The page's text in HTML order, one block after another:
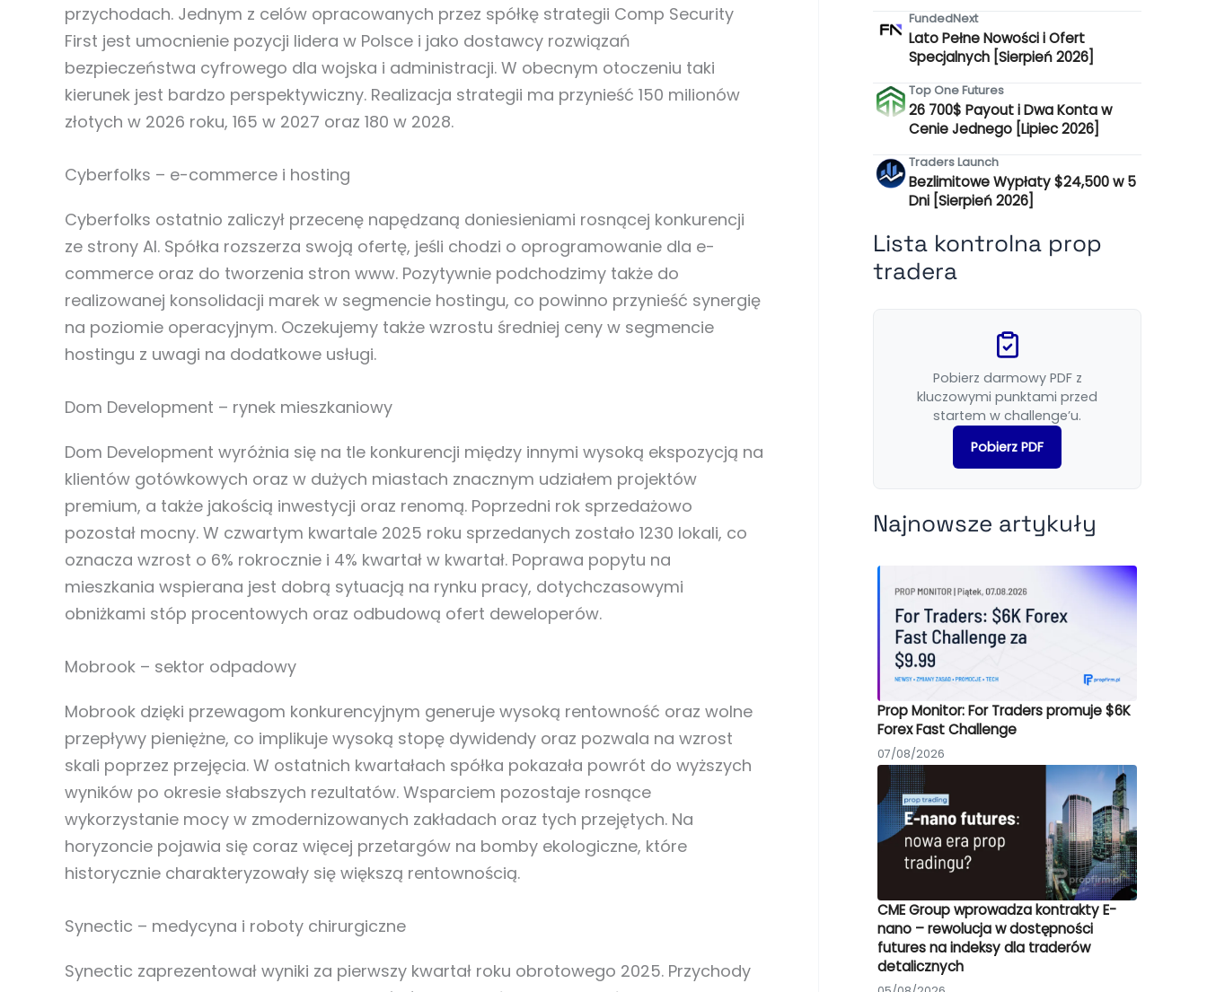
przychodach. Jednym z celów opracowanych przez spółkę strategii Comp Security
First jest umocnienie pozycji lidera w Polsce i jako dostawcy rozwiązań
bezpieczeństwa cyfrowego dla wojska i administracji. W obecnym otoczeniu taki
kierunek jest bardzo perspektywiczny. Realizacja strategii ma przynieść 150 milionów
złotych w 2026 roku, 165 w 2027 oraz 180 w 2028.
Cyberfolks – e-commerce i hosting
Cyberfolks ostatnio zaliczył przecenę napędzaną doniesieniami rosnącej konkurencji
ze strony AI. Spółka rozszerza swoją ofertę, jeśli chodzi o oprogramowanie dla e-
commerce oraz do tworzenia stron www. Pozytywnie podchodzimy także do
realizowanej konsolidacji marek w segmencie hostingu, co powinno przynieść synergię
na poziomie operacyjnym. Oczekujemy także wzrostu średniej ceny w segmencie
hostingu z uwagi na dodatkowe usługi.
Dom Development – rynek mieszkaniowy
Dom Development wyróżnia się na tle konkurencji między innymi wysoką ekspozycją na
klientów gotówkowych oraz w dużych miastach znacznym udziałem projektów
premium, a także jakością inwestycji oraz renomą. Poprzedni rok sprzedażowo
pozostał mocny. W czwartym kwartale 2025 roku sprzedanych zostało 1230 lokali, co
oznacza wzrost o 6% rokrocznie i 4% kwartał w kwartał. Poprawa popytu na
mieszkania wspierana jest dobrą sytuacją na rynku pracy, dotychczasowymi
obniżkami stóp procentowych oraz odbudową ofert deweloperów.
Mobrook – sektor odpadowy
Mobrook dzięki przewagom konkurencyjnym generuje wysoką rentowność oraz wolne
przepływy pieniężne, co implikuje wysoką stopę dywidendy oraz pozwala na wzrost
skali poprzez przejęcia. W ostatnich kwartałach spółka pokazała powrót do wyższych
wyników po okresie słabszych rezultatów. Wsparciem pozostaje rosnące
wykorzystanie mocy w zmodernizowanych zakładach oraz tych przejętych. Na
horyzoncie pojawia się coraz więcej przetargów na bomby ekologiczne, które
historycznie charakteryzowały się większą rentownością.
Synectic – medycyna i roboty chirurgiczne
Synectic zaprezentował wyniki za pierwszy kwartał roku obrotowego 2025. Przychody
FundedNext
Lato Pełne Nowości i Ofert
Specjalnych [Sierpień 2026]
Top One Futures
26 700$ Payout i Dwa Konta w
Cenie Jednego [Lipiec 2026]
Traders Launch
Bezlimitowe Wypłaty $24,500 w 5
Dni [Sierpień 2026]
Lista kontrolna prop
tradera
Pobierz darmowy PDF z
kluczowymi punktami przed
startem w challenge’u.
Pobierz PDF
Najnowsze artykuły
Prop Monitor: For Traders promuje $6K
Forex Fast Challenge
07/08/2026
CME Group wprowadza kontrakty E-
nano – rewolucja w dostępności
futures na indeksy dla traderów
detalicznych